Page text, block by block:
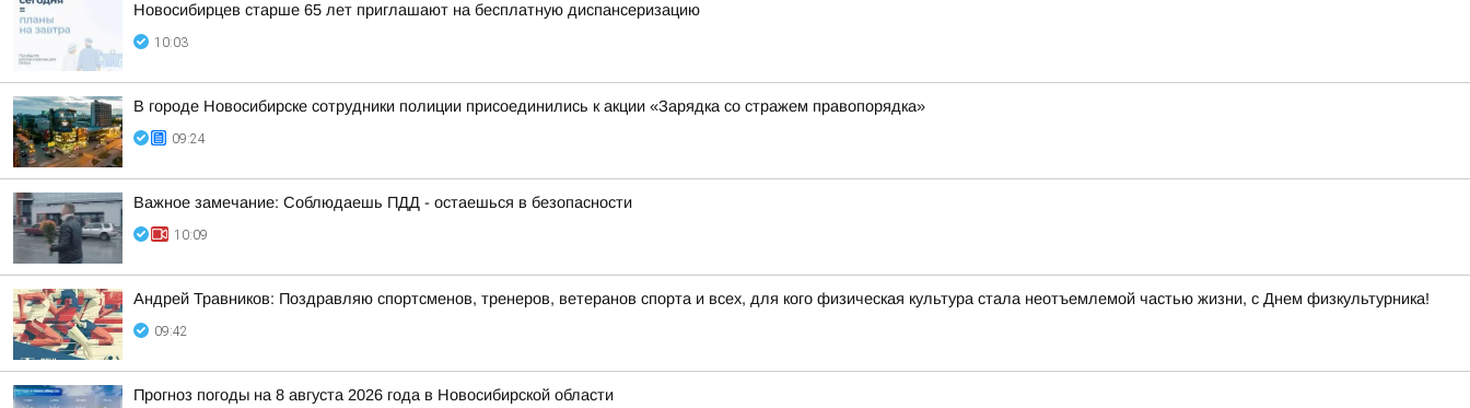
Новосибирцев старше 65 лет приглашают на бесплатную диспансеризацию
10:03
В городе Новосибирске сотрудники полиции присоединились к акции «Зарядка со стражем правопорядка»
09:24
Важное замечание: Соблюдаешь ПДД - остаешься в безопасности
10:09
Андрей Травников: Поздравляю спортсменов, тренеров, ветеранов спорта и всех, для кого физическая культура стала неотъемлемой частью жизни, с Днем физкультурника!
09:42
Прогноз погоды на 8 августа 2026 года в Новосибирской области